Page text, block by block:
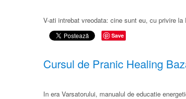
V-ati intrebat vreodata: cine sunt eu, cu privire
Save
Cursul de Pranic Healing
In era Varsatorului, manualul de educatie